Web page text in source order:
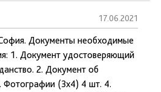
17.06.2021
Документы необходимые
1. Документ удостоверяющий
2. Документ об
Фотографии (3х4) 4 шт. 4.